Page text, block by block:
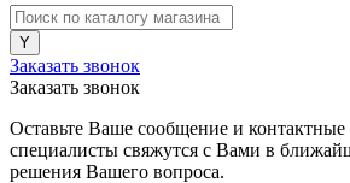
Заказать звонок
Заказать звонок
Оставьте Ваше сообщение и
специалисты свяжутся с Вами в
решения Вашего вопроса.